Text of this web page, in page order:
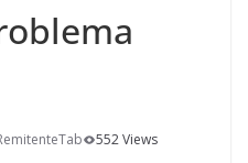
552 Views